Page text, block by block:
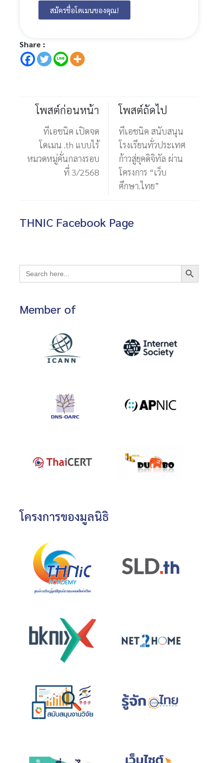
สมัครชื่อโดเมนของคุณ!
Share :
โพสต์ก่อนหน้า
ทีเอชนิค เปิดจด
โดเมน .th แบบไร้
หมวดหมู่คั่นกลางรอบ
ที่ 3/2568
โพสต์ถัดไป
ทีเอชนิค สนับสนุน
โรงเรียนทั่วประเทศ
ก้าวสู่ยุคดิจิทัล ผ่าน
โครงการ “เว็บ
ศึกษา.ไทย”
THNIC Facebook Page
Search
for:
Search Button
Member of
โครงการของมูลนิธิ